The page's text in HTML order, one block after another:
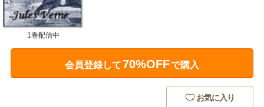
1巻配信中
会員登録して70%OFFで購入
お気に入り